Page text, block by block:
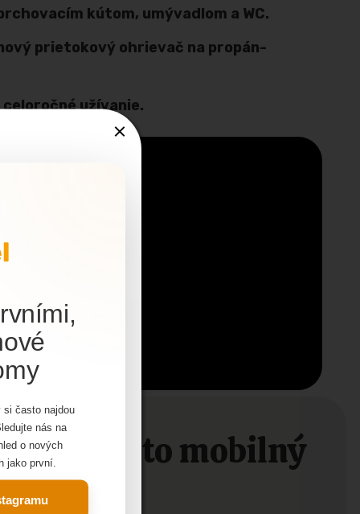
kútom, umývadlom a WC.
prietokový ohrievač na propán-
užívanie.
o tento mobilný
informácií
často najdou
nás na
o nových
jako první.